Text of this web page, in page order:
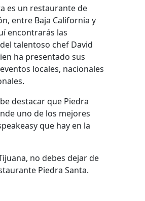
es un restaurante de
entre Baja California y
encontrarás las
talentoso chef David
ha presentado sus
locales, nacionales
destacar que Piedra
uno de los mejores
que hay en la
no debes dejar de
Piedra Santa.